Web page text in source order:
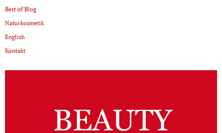
Best of Blog
Naturkosmetik
English
Kontakt